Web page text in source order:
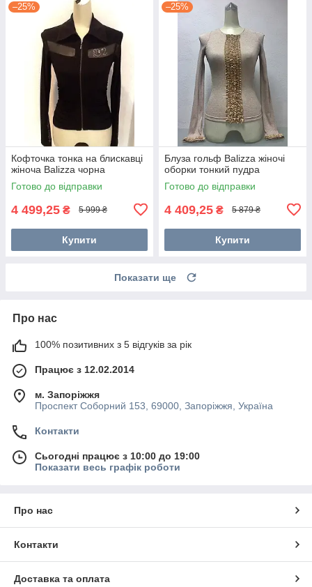
–25%
Кофточка тонка на блискавці
жіноча Balizza чорна
Готово до відправки
4 499,25 ₴ 5 999 ₴
Купити
–25%
Блуза гольф Balizza жіночі
оборки тонкий пудра
Готово до відправки
4 409,25 ₴ 5 879 ₴
Купити
Показати ще
Про нас
100% позитивних з 5 відгуків за рік
Працює з 12.02.2014
м. Запоріжжя
Проспект Соборний 153, 69000, Запоріжжя, Україна
Контакти
Сьогодні працює з 10:00 до 19:00
Показати весь графік роботи
Про нас
Контакти
Доставка та оплата